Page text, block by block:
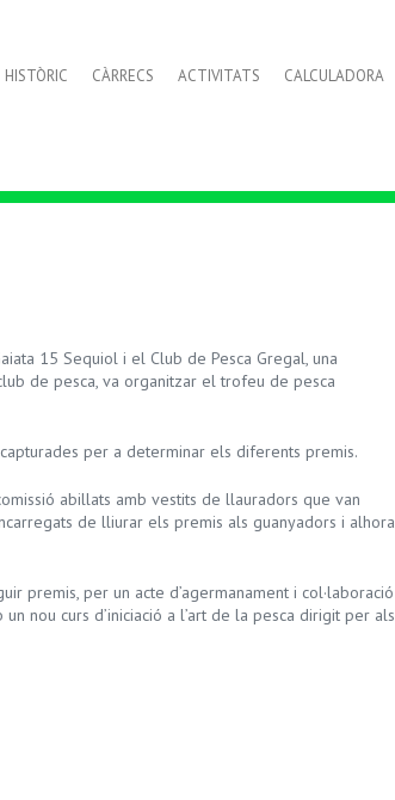
HISTÒRIC CÀRRECS ACTIVITATS CALCULADORA
15 Sequiol i el Club de Pesca Gregal, una
de pesca, va organitzar el trofeu de pesca
per a determinar els diferents premis.
abillats amb vestits de llauradors que van
de lliurar els premis als guanyadors i alhora
premis, per un acte d’agermanament i col·laboració
nou curs d’iniciació a l’art de la pesca dirigit per als